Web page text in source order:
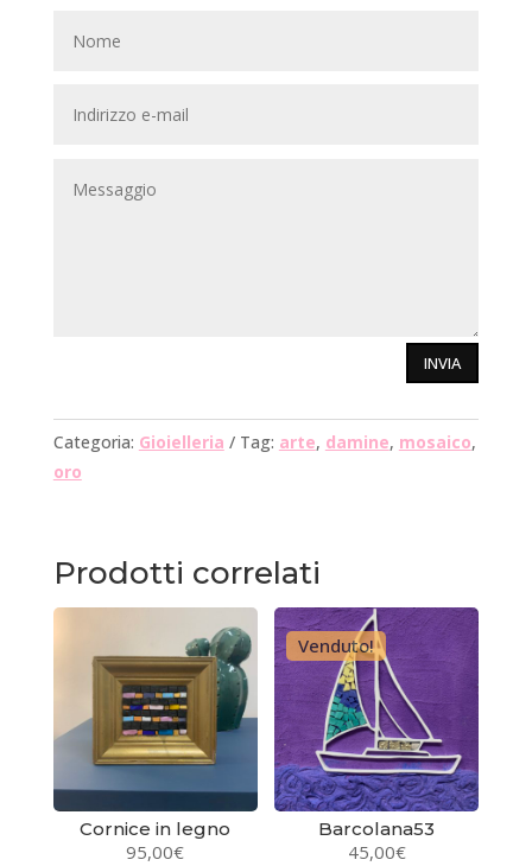
INVIA
Categoria: Gioielleria Tag: arte, damine, mosaico,
oro
Prodotti correlati
Cornice in legno
95,00€
Venduto!
Barcolana53
45,00€